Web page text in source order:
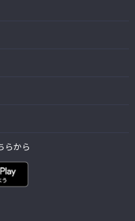
らから